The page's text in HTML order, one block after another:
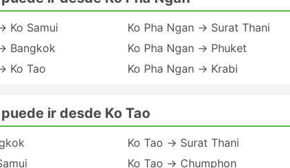
Ko Samui
Bangkok
Ko Tao
Ko Pha Ngan → Surat Thani
Ko Pha Ngan → Phuket
Ko Pha Ngan → Krabi
ir desde Ko Tao
Ko Tao → Surat Thani
Ko Tao → Chumphon